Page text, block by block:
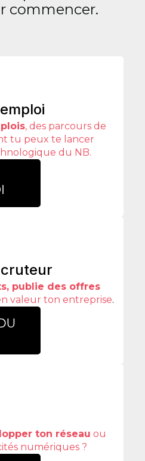
commencer.
, des parcours de
tu peux te lancer
du NB.
publie des offres
valeur ton entreprise.
ton réseau ou
numériques ?